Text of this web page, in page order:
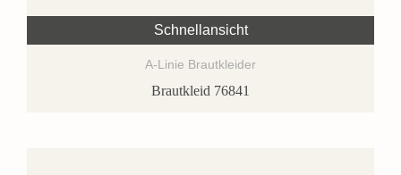
Schnellansicht
A-Linie Brautkleider
Brautkleid 76841